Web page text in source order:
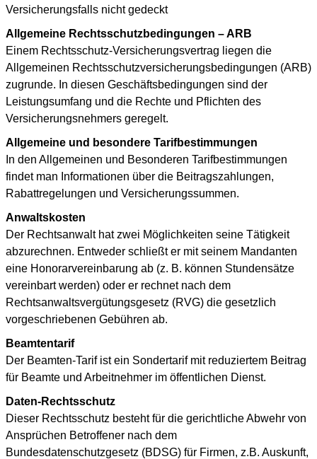
Versicherungsfalls nicht gedeckt
Allgemeine Rechtsschutzbedingungen – ARB
Einem Rechtsschutz-Versicherungsvertrag liegen die
Allgemeinen Rechtsschutzversicherungsbedingungen (ARB)
zugrunde. In diesen Geschäftsbedingungen sind der
Leistungsumfang und die Rechte und Pflichten des
Versicherungsnehmers geregelt.
Allgemeine und besondere Tarifbestimmungen
In den Allgemeinen und Besonderen Tarifbestimmungen
findet man Informationen über die Beitragszahlungen,
Rabattregelungen und Versicherungssummen.
Anwaltskosten
Der Rechtsanwalt hat zwei Möglichkeiten seine Tätigkeit
abzurechnen. Entweder schließt er mit seinem Mandanten
eine Honorarvereinbarung ab (z. B. können Stundensätze
vereinbart werden) oder er rechnet nach dem
Rechtsanwaltsvergütungsgesetz (RVG) die gesetzlich
vorgeschriebenen Gebühren ab.
Beamtentarif
Der Beamten-Tarif ist ein Sondertarif mit reduziertem Beitrag
für Beamte und Arbeitnehmer im öffentlichen Dienst.
Daten-Rechtsschutz
Dieser Rechtsschutz besteht für die gerichtliche Abwehr von
Ansprüchen Betroffener nach dem
Bundesdatenschutzgesetz (BDSG) für Firmen, z.B. Auskunft,